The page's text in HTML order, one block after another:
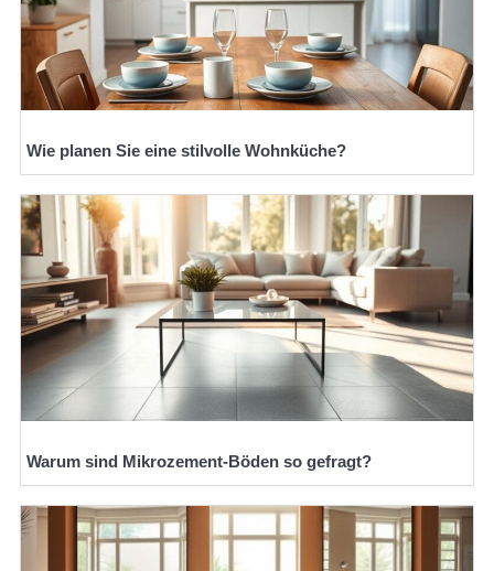
Wie planen Sie eine stilvolle Wohnküche?
Warum sind Mikrozement-Böden so gefragt?